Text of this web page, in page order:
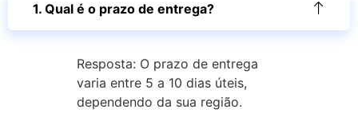
1. Qual é o prazo de entrega?
Resposta: O prazo de entrega
varia entre 5 a 10 dias úteis,
dependendo da sua região.